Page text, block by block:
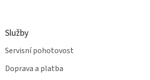
Služby
Servisní pohotovost
Doprava a platba